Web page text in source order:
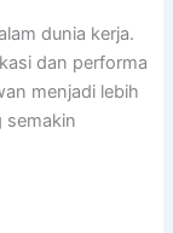
dunia kerja.
dan performa
menjadi lebih
semakin